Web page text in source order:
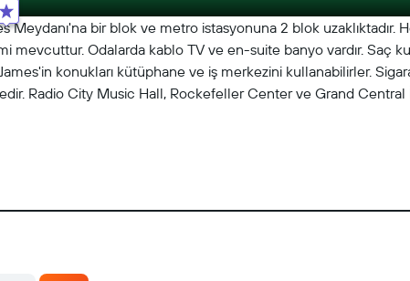
bir blok ve metro istasyonuna 2 blok uzaklıktadır.
mevcuttur. Odalarda kablo TV ve en-suite banyo vardır. Saç
konukları kütüphane ve iş merkezini kullanabilirler.
Radio City Music Hall, Rockefeller Center ve Grand Central